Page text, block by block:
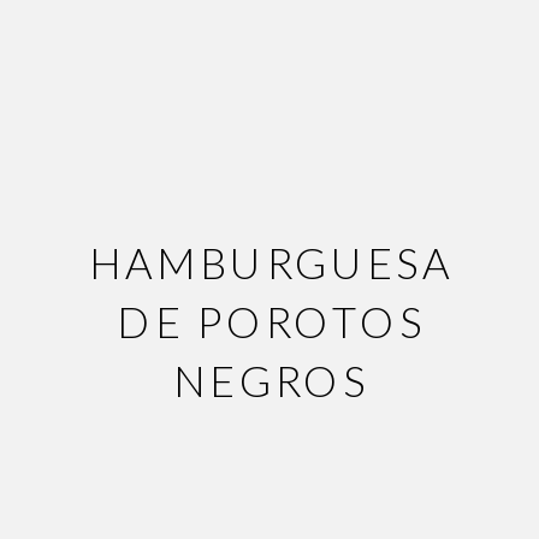
HAMBURGUESA
DE POROTOS
NEGROS